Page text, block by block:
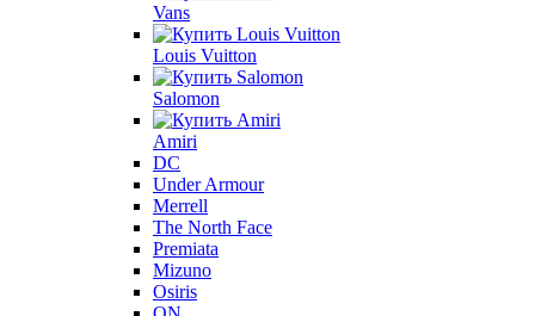
Vans
Louis Vuitton
Salomon
Amiri
DC
Under Armour
Merrell
The North Face
Premiata
Mizuno
Osiris